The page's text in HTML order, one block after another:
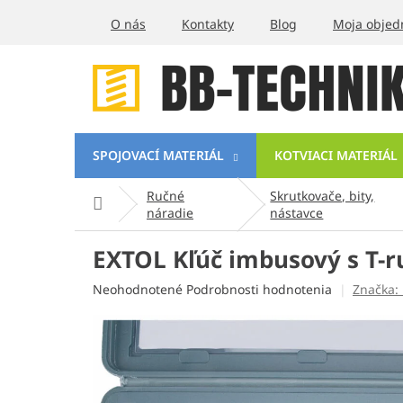
O nás Kontakty Blog Moja
SPOJOVACÍ MATERIÁL KOTVIACI MATERIÁL
DomovRučné
náradie
Skrutkovače, bity,
nástavce
EXTOL Kľúč imbusový s
Priemerné
produktu
je
0,0
Neohodnotené Podrobnosti hodnotenia Značka: